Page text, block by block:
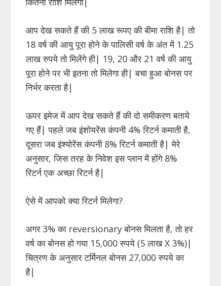
आप देख सकते हैं की 5 लाख रूपए की बीमा राशि है| तो
18 वर्ष की आयु पूरा होने के पालिसी वर्ष के अंत में 1.25
लाख रुपये तो मिलेंगे ही| 19, 20 और 21 वर्ष की आयु
पूरा होने पर भी इतना तो मिलेगा ही| बचा हुआ बोनस पर
निर्भर करता है|
ऊपर इमेज में आप देख सकते हैं की दो समीकरण बताये
गए हैं| पहले जब इंशोयरेंस कंपनी 4% रिटर्न कमाती है,
दूसरा जब इंश्योरेंस कंपनी 8% रिटर्न कमाती है| मेरे
अनुसार, जिस तरह के निवेश इस प्लान में होंगे 8%
रिटर्न एक अच्छा रिटर्न है|
ऐसे में आपको क्या रिटर्न मिलेगा?
अगर 3% का reversionary बोनस मिलता है, तो हर
वर्ष का बोनस हो गया 15,000 रुपये (5 लाख X 3%)|
चित्रण के अनुसार टर्मिनल बोनस 27,000 रुपये का
है|